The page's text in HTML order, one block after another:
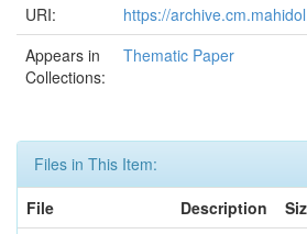
URI:
https://
Appears in
Collections:
Thematic Paper
Files in This Item:
File
Description